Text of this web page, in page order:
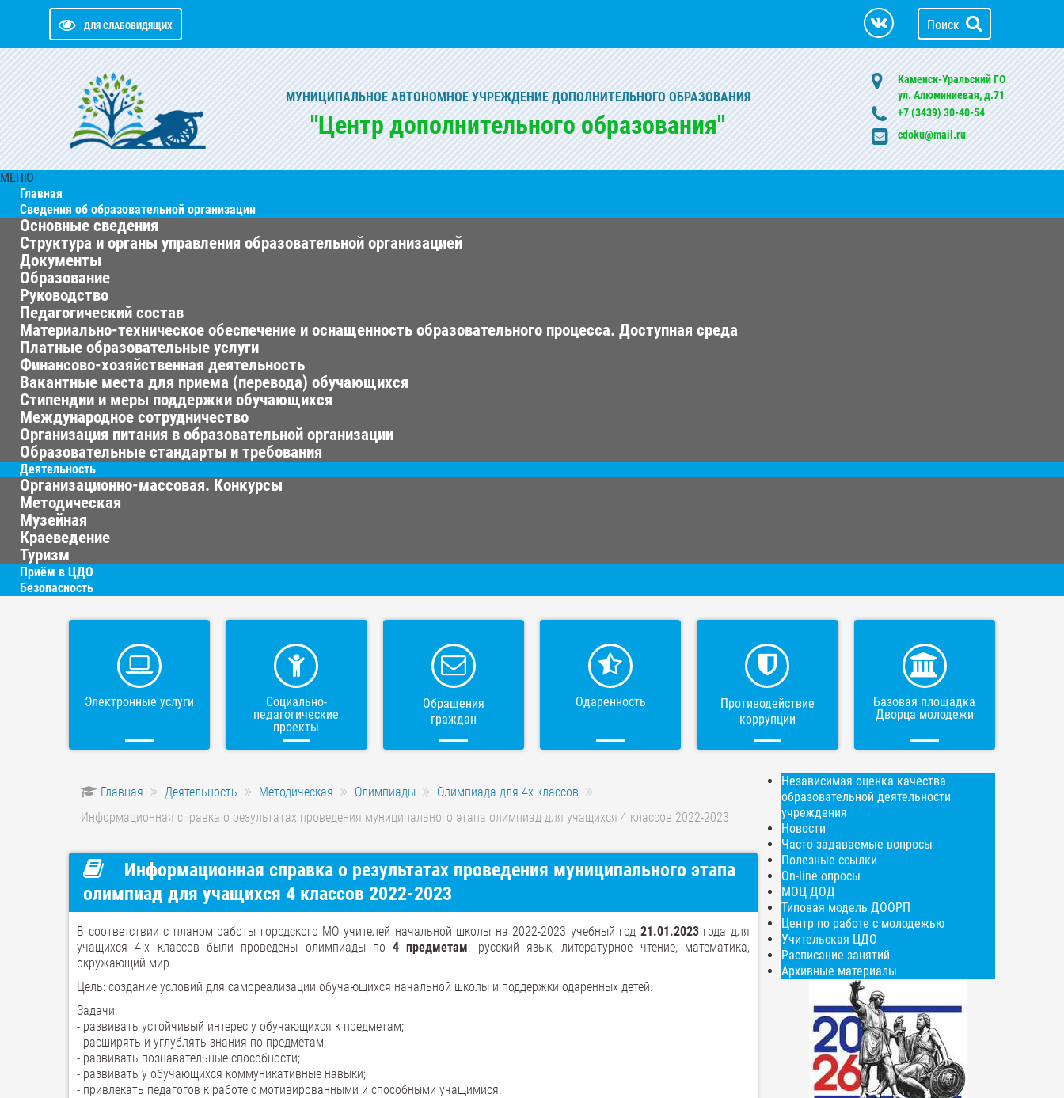
ДЛЯ СЛАБОВИДЯЩИХ Поиск
МУНИЦИПАЛЬНОЕ АВТОНОМНОЕ УЧРЕЖДЕНИЕ ДОПОЛНИТЕЛЬНОГО ОБРАЗОВАНИЯ
"Центр дополнительного образования"
Каменск-Уральский ГО
ул. Алюминиевая, д.71
+7 (3439) 30-40-54
cdoku@mail.ru
МЕНЮ
Главная
Сведения об образовательной организации
Основные сведения
Структура и органы управления образовательной организацией
Документы
Образование
Руководство
Педагогический состав
Материально-техническое обеспечение и оснащенность образовательного процесса. Доступная среда
Платные образовательные услуги
Финансово-хозяйственная деятельность
Вакантные места для приема (перевода) обучающихся
Стипендии и меры поддержки обучающихся
Международное сотрудничество
Организация питания в образовательной организации
Образовательные стандарты и требования
Деятельность
Организационно-массовая. Конкурсы
Методическая
Музейная
Краеведение
Туризм
Приём в ЦДО
Безопасность
Электронные услуги
Социально-
педагогические
проекты
Обращения
граждан
Одаренность
Противодействие
коррупции
Базовая площадка
Дворца молодежи
Главная Деятельность Методическая Олимпиады
Олимпиада для 4х классов
Информационная справка о результатах проведения муниципального этапа олимпиад для учащихся 4 классов 2022-2023
Информационная справка о результатах проведения муниципального этапа
олимпиад для учащихся 4 классов 2022-2023
В соответствии с планом работы городского МО учителей начальной школы на 2022-2023 учебный год 21.01.2023года для
учащихся 4-х классов были проведены олимпиады по4 предметам: русский язык, литературное чтение, математика,
окружающий мир.
Цель: создание условий для самореализации обучающихся начальной школы и поддержки одаренных детей.
Задачи:
- развивать устойчивый интерес у обучающихся к предметам;
- расширять и углублять знания по предметам;
- развивать познавательные способности;
- развивать у обучающихся коммуникативные навыки;
- привлекать педагогов к работе с мотивированными и способными учащимися.
Независимая оценка качества
образовательной деятельности
учреждения
Новости
Часто задаваемые вопросы
Полезные ссылки
On-line опросы
МОЦ ДОД
Типовая модель ДООРП
Центр по работе с молодежью
Учительская ЦДО
Расписание занятий
Архивные материалы